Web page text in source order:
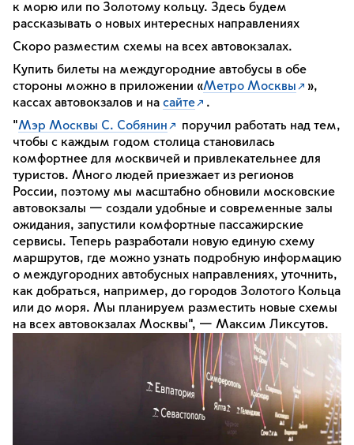
к морю или по Золотому кольцу. Здесь будем
рассказывать о новых интересных направлениях
Скоро разместим схемы на всех автовокзалах.
Купить билеты на междугородние автобусы в обе
стороны можно в приложении «Метро Москвы
»,
кассах автовокзалов и на сайте
.
"Мэр Москвы С. Собянин
поручил работать над тем,
чтобы с каждым годом столица становилась
комфортнее для москвичей и привлекательнее для
туристов. Много людей приезжает из регионов
России, поэтому мы масштабно обновили московские
автовокзалы — создали удобные и современные залы
ожидания, запустили комфортные пассажирские
сервисы. Теперь разработали новую единую схему
маршрутов, где можно узнать подробную информацию
о междугородних автобусных направлениях, уточнить,
как добраться, например, до городов Золотого Кольца
или до моря. Мы планируем разместить новые схемы
на всех автовокзалах Москвы", — Максим Ликсутов.